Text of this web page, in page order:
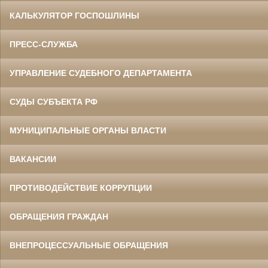
областного суда
Ермоленко Фаина Семеновна
Труженица тыла в годы
областного суда
в период с 1954 по 1977 гг.
КАЛЬКУЛЯТОР ГОСПОШЛИНЫ
ПРЕСС-СЛУЖБА
УПРАВЛЕНИЕ СУДЕБНОГО ДЕПАРТАМЕНТА
СУДЫ СУБЪЕКТА РФ
МУНИЦИПАЛЬНЫЕ ОРГАНЫ ВЛАСТИ
ВАКАНСИИ
ПРОТИВОДЕЙСТВИЕ КОРРУПЦИИ
ОБРАЩЕНИЯ ГРАЖДАН
ВНЕПРОЦЕССУАЛЬНЫЕ ОБРАЩЕНИЯ